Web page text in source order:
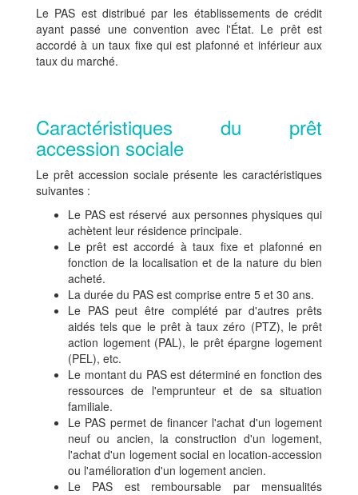
Le PAS est distribué par les établissements de crédit
ayant passé une convention avec l'État. Le prêt est
accordé à un taux fixe qui est plafonné et inférieur aux
taux du marché.
Caractéristiques du prêt
accession sociale
Le prêt accession sociale présente les caractéristiques
suivantes :
Le PAS est réservé aux personnes physiques qui
achètent leur résidence principale.
Le prêt est accordé à taux fixe et plafonné en
fonction de la localisation et de la nature du bien
acheté.
La durée du PAS est comprise entre 5 et 30 ans.
Le PAS peut être complété par d'autres prêts
aidés tels que le prêt à taux zéro (PTZ), le prêt
action logement (PAL), le prêt épargne logement
(PEL), etc.
Le montant du PAS est déterminé en fonction des
ressources de l'emprunteur et de sa situation
familiale.
Le PAS permet de financer l'achat d'un logement
neuf ou ancien, la construction d'un logement,
l'achat d'un logement social en location-accession
ou l'amélioration d'un logement ancien.
Le PAS est remboursable par mensualités